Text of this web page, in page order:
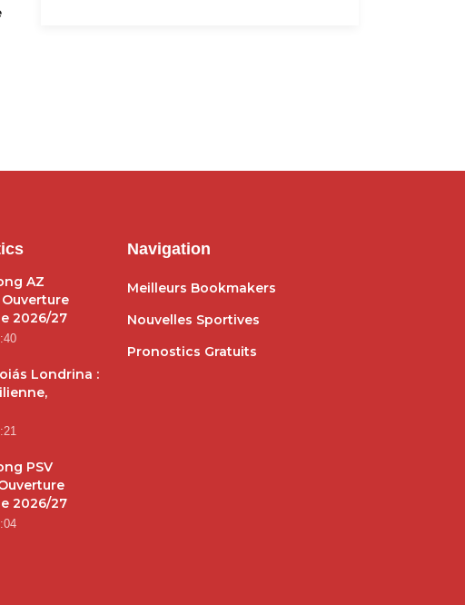
AZ
2026/27
Londrina :
PSV
2026/27
Navigation
Meilleurs Bookmakers
Nouvelles Sportives
Pronostics Gratuits